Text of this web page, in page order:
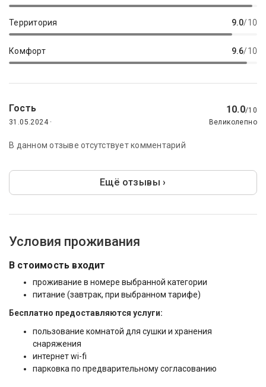
Территория 9.0/10
Комфорт 9.6/10
Гость 10.0/10
31.05.2024 ·
Великолепно
В данном отзыве отсутствует комментарий
Ещё отзывы ›
Условия проживания
В стоимость входит
проживание в номере выбранной категории
питание (завтрак, при выбранном тарифе)
Бесплатно предоставляются услуги:
пользование комнатой для сушки и хранения
снаряжения
интернет wi-fi
парковка по предварительному согласованию